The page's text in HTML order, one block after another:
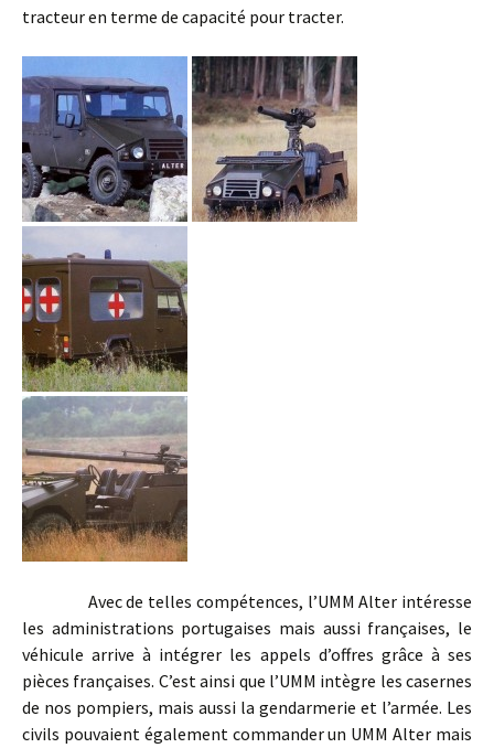
tracteur en terme de capacité pour tracter.
Avec de telles compétences, l’UMM Alter intéresse
les administrations portugaises mais aussi françaises, le
véhicule arrive à intégrer les appels d’offres grâce à ses
pièces françaises. C’est ainsi que l’UMM intègre les casernes
de nos pompiers, mais aussi la gendarmerie et l’armée. Les
civils pouvaient également commander un UMM Alter mais